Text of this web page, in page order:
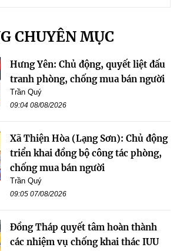
CHUYÊN MỤC
Hưng Yên: Chủ động, quyết liệt đấu
tranh phòng, chống mua bán người
Trần Quý
09:04 08/08/2026
Xã Thiện Hòa (Lạng Sơn): Chủ động
triển khai đồng bộ công tác phòng,
chống mua bán người
Trần Quý
09:05 07/08/2026
Đồng Tháp quyết tâm hoàn thành
các nhiệm vụ chống khai thác IUU